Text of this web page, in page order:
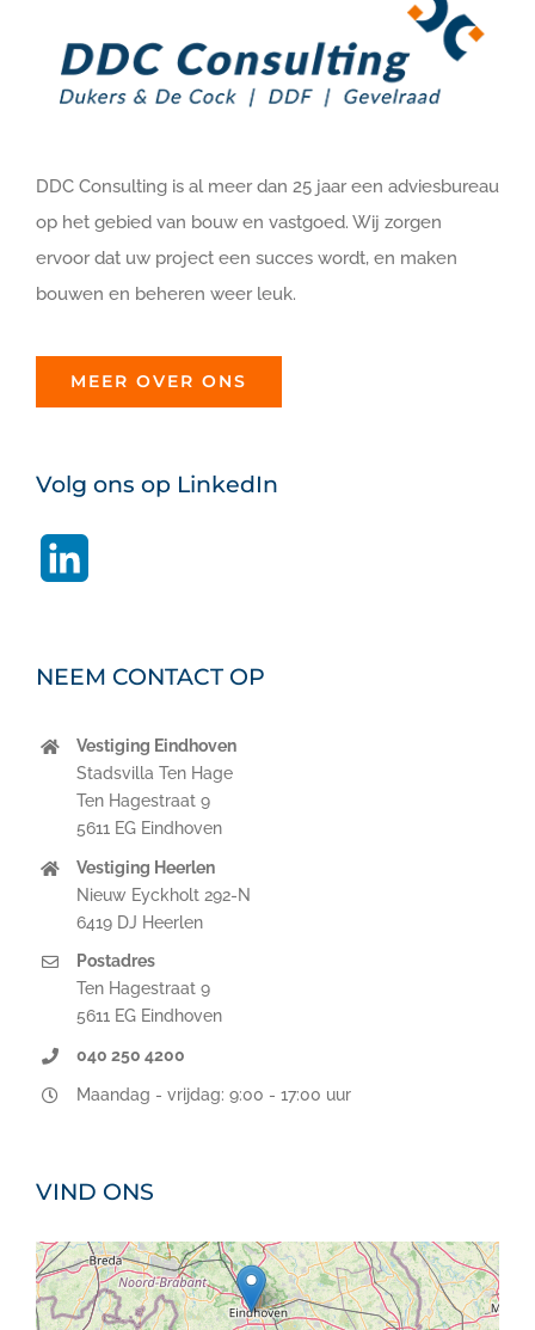
DDC Consulting is al meer dan 25 jaar een adviesbureau
op het gebied van bouw en vastgoed. Wij zorgen
ervoor dat uw project een succes wordt, en maken
bouwen en beheren weer leuk.
MEER OVER ONS
Volg ons op LinkedIn
NEEM CONTACT OP
Vestiging Eindhoven
Stadsvilla Ten Hage
Ten Hagestraat 9
5611 EG Eindhoven
Vestiging Heerlen
Nieuw Eyckholt 292-N
6419 DJ Heerlen
Postadres
Ten Hagestraat 9
5611 EG Eindhoven
040 250 4200
Maandag - vrijdag: 9:00 - 17:00 uur
VIND ONS